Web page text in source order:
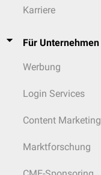
Karriere
Für Unternehmen
Werbung
Login Services
Content Marketing
Marktforschung